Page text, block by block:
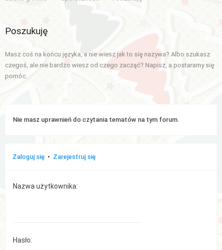
tematy
FAQ
administracyjny
Poszukuję
Masz coś na końcu języka, a nie wiesz jak to się nazywa? Albo szukasz
czegoś, ale nie bardzo wiesz od czego zacząć? Napisz, a postaramy się
pomóc.
Nie masz uprawnień do czytania tematów na tym forum.
Zaloguj się • Zarejestruj się
Nazwa użytkownika:
Hasło: